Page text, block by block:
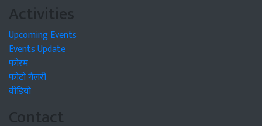
Activities
Upcoming Events
Events Update
फोरम
फोटो गैलरी
वीडियो
Contact